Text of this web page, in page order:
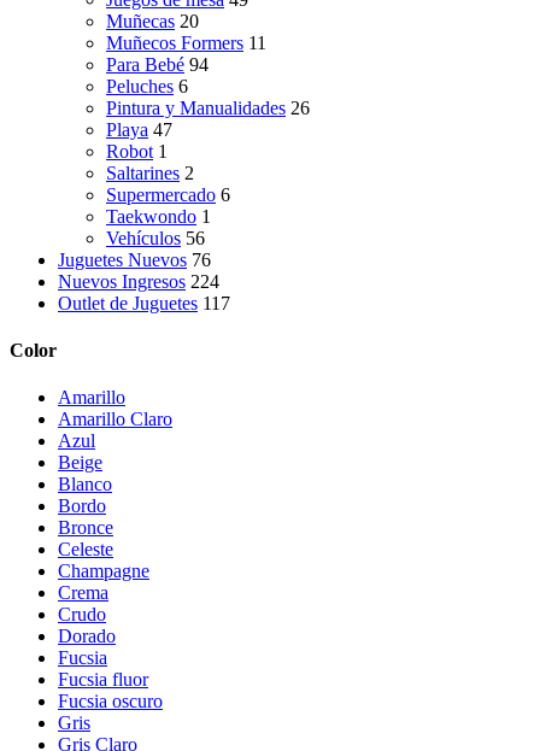
Muñecas 20
Muñecos Formers 11
Para Bebé 94
Peluches 6
Pintura y Manualidades 26
Playa 47
Robot 1
Saltarines 2
Supermercado 6
Taekwondo 1
Vehículos 56
Juguetes Nuevos 76
Nuevos Ingresos 224
Outlet de Juguetes 117
Color
Amarillo
Amarillo Claro
Azul
Beige
Blanco
Bordo
Bronce
Celeste
Champagne
Crema
Crudo
Dorado
Fucsia
Fucsia fluor
Fucsia oscuro
Gris
Gris Claro